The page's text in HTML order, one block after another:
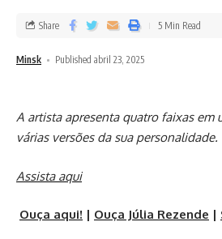
Minsk Published abril 23, 2025
Share 5 Min Read
A artista apresenta quatro faixas em
várias versões da sua personalidade.
Assista aqui
Ouça aqui! | Ouça Júlia Rezende |